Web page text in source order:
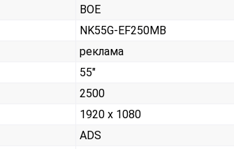
BOE
NK55G-EF250MB
реклама
55"
2500
1920 x 1080
ADS